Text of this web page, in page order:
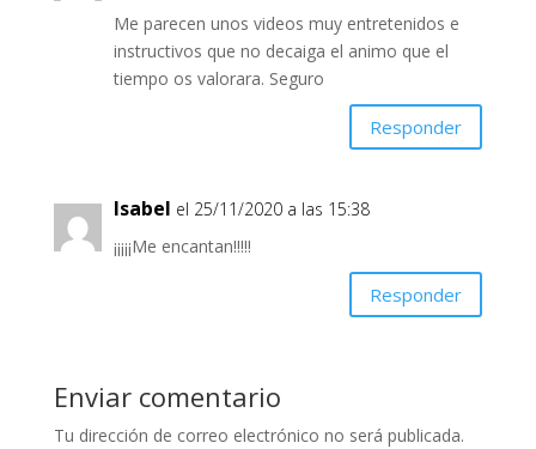
Me parecen unos videos muy entretenidos e
instructivos que no decaiga el animo que el
tiempo os valorara. Seguro
Responder
Isabel el 25/11/2020 a las 15:38
¡¡¡¡¡Me encantan!!!!!
Responder
Enviar comentario
Tu dirección de correo electrónico no será publicada.